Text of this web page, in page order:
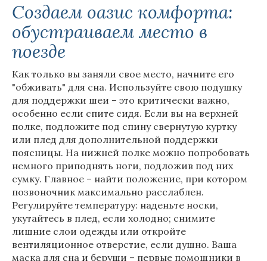
Создаем оазис комфорта:
обустраиваем место в
поезде
Как только вы заняли свое место, начните его
"обживать" для сна. Используйте свою подушку
для поддержки шеи – это критически важно,
особенно если спите сидя. Если вы на верхней
полке, подложите под спину свернутую куртку
или плед для дополнительной поддержки
поясницы. На нижней полке можно попробовать
немного приподнять ноги, подложив под них
сумку. Главное – найти положение, при котором
позвоночник максимально расслаблен.
Регулируйте температуру: наденьте носки,
укутайтесь в плед, если холодно; снимите
лишние слои одежды или откройте
вентиляционное отверстие, если душно. Ваша
маска для сна и беруши – первые помощники в